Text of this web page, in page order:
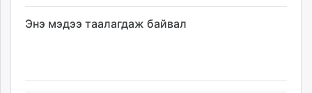
Энэ мэдээ таалагдаж байвал